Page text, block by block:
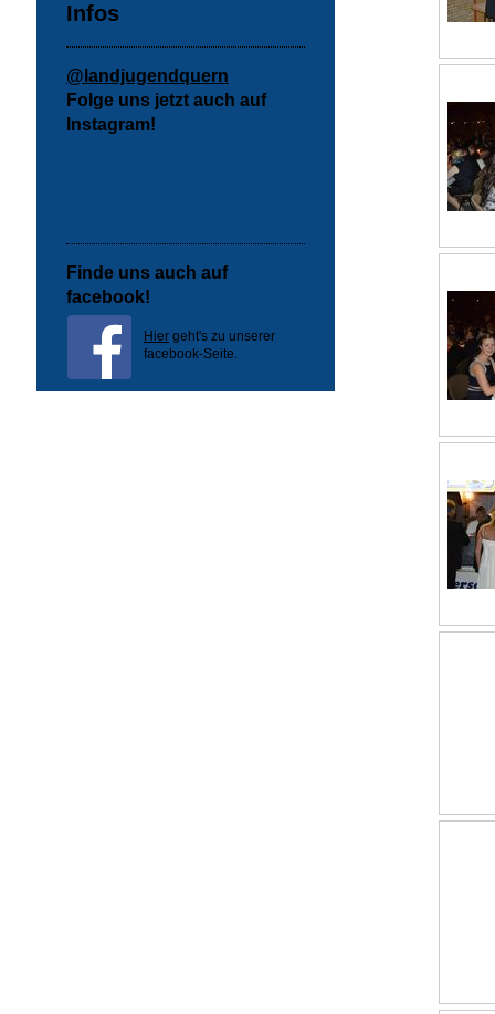
Infos
@landjugendquern
Folge uns jetzt auch auf
Instagram!
Finde uns auch auf
facebook!
Hier geht's zu unserer
facebook-Seite.